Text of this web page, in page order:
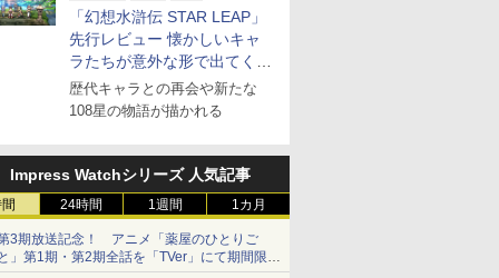
「幻想水滸伝 STAR LEAP」
先行レビュー 懐かしいキャ
ラたちが意外な形で出てくる
シリーズ完全新作！
歴代キャラとの再会や新たな
108星の物語が描かれる
Impress Watchシリーズ 人気記事
24時間 1週間 1カ月
3期放送記念！ アニメ「薬屋のひとりご
」第1期・第2期全話を「TVer」にて期間限定
順次無料配信開始